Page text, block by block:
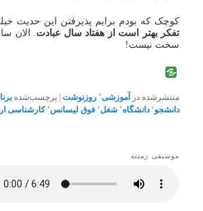
کوچک که بودم برایم پذیرفتن این حدیث
تفکر بهتر است از هفتاد سال عبادت. الان
سخت نیست!
منتشرشده در آموزشی٬ روزنوشت |برچسب‌شده
دانشجو٬ دانشگاه٬ شغل٬ فوق لیسانس٬ کارشناسی
موسیقی زمینه